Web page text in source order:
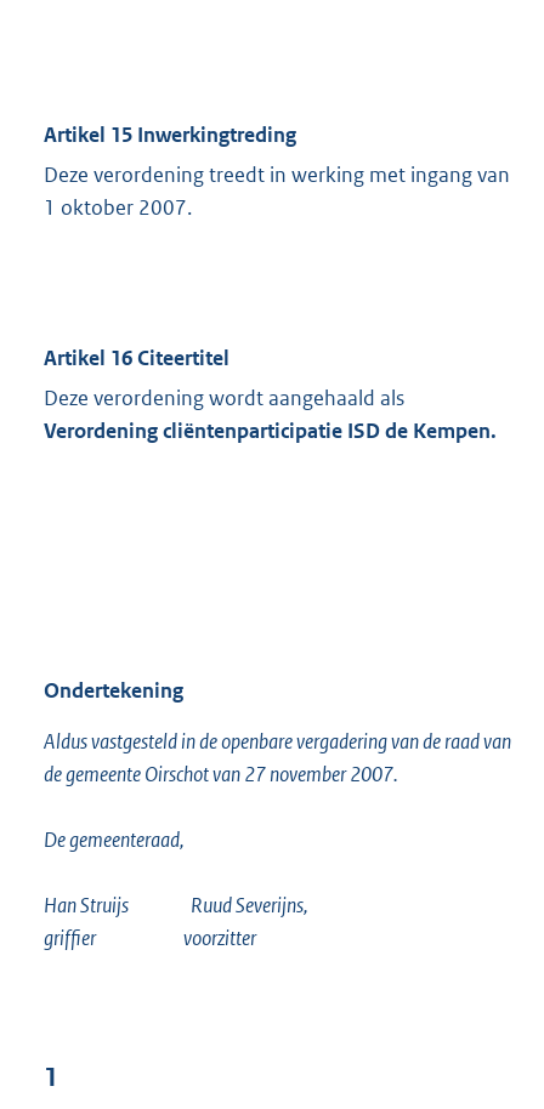
Artikel 15 Inwerkingtreding
Deze verordening treedt in werking met ingang van
1 oktober 2007.
Artikel 16 Citeertitel
Deze verordening wordt aangehaald als
Verordening cliëntenparticipatie ISD de Kempen.
Ondertekening
Aldus vastgesteld in de openbare vergadering van de raad van
de gemeente Oirschot van 27 november 2007.
De gemeenteraad,
Han Struijs Ruud Severijns,
griffier voorzitter
1